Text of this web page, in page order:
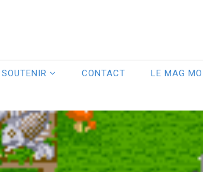
CONTACT LE MAG